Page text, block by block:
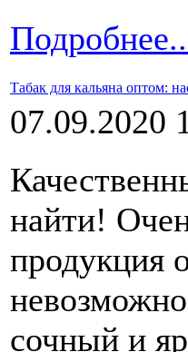
Табак для кальяна оптом:
07.09.2020
найти!
продукция
сочный и